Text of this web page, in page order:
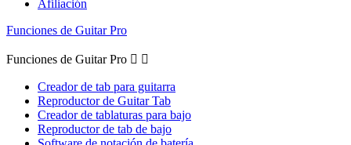
Afiliación
Funciones de Guitar Pro
Funciones de Guitar Pro  
Creador de tab para guitarra
Reproductor de Guitar Tab
Creador de tablaturas para bajo
Reproductor de tab de bajo